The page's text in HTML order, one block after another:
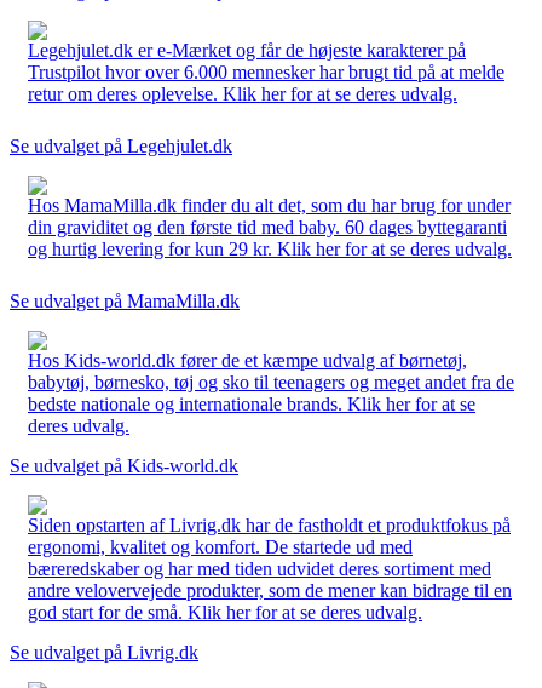
Legehjulet.dk er e-Mærket og får de højeste karakterer på
Trustpilot hvor over 6.000 mennesker har brugt tid på at melde
retur om deres oplevelse. Klik her for at se deres udvalg.
Se udvalget på Legehjulet.dk
Hos MamaMilla.dk finder du alt det, som du har brug for under
din graviditet og den første tid med baby. 60 dages byttegaranti
og hurtig levering for kun 29 kr. Klik her for at se deres udvalg.
Se udvalget på MamaMilla.dk
Hos Kids-world.dk fører de et kæmpe udvalg af børnetøj,
babytøj, børnesko, tøj og sko til teenagers og meget andet fra de
bedste nationale og internationale brands. Klik her for at se
deres udvalg.
Se udvalget på Kids-world.dk
Siden opstarten af Livrig.dk har de fastholdt et produktfokus på
ergonomi, kvalitet og komfort. De startede ud med
bæreredskaber og har med tiden udvidet deres sortiment med
andre velovervejede produkter, som de mener kan bidrage til en
god start for de små. Klik her for at se deres udvalg.
Se udvalget på Livrig.dk